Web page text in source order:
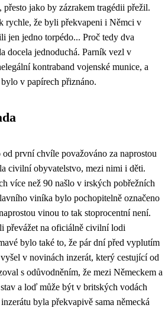
přesto jako by zázrakem tragédii přežil.
rychle, že byli překvapeni i Němci v
jen jedno torpédo... Proč tedy dva
docela jednoduchá. Parník vezl v
kontraband vojenské munice, a
v papírech přiznáno.
první chvíle považováno za naprostou
civilní obyvatelstvo, mezi nimi i děti.
více než 90 našlo v irských pobřežních
viníka bylo pochopitelně označeno
vinou to tak stoprocentní není.
převážet na oficiálně civilní lodi
bylo také to, že pár dní před vyplutím
v novinách inzerát, který cestující od
s odůvodněním, že mezi Německem a
a loď může být v britských vodách
byla překvapivě sama německá